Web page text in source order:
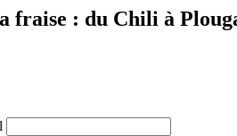
fraise : du Chili à